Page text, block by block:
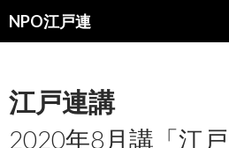
NPO江戸連
索
ン
ツ
へ
江戸連講
2020年8月講「江